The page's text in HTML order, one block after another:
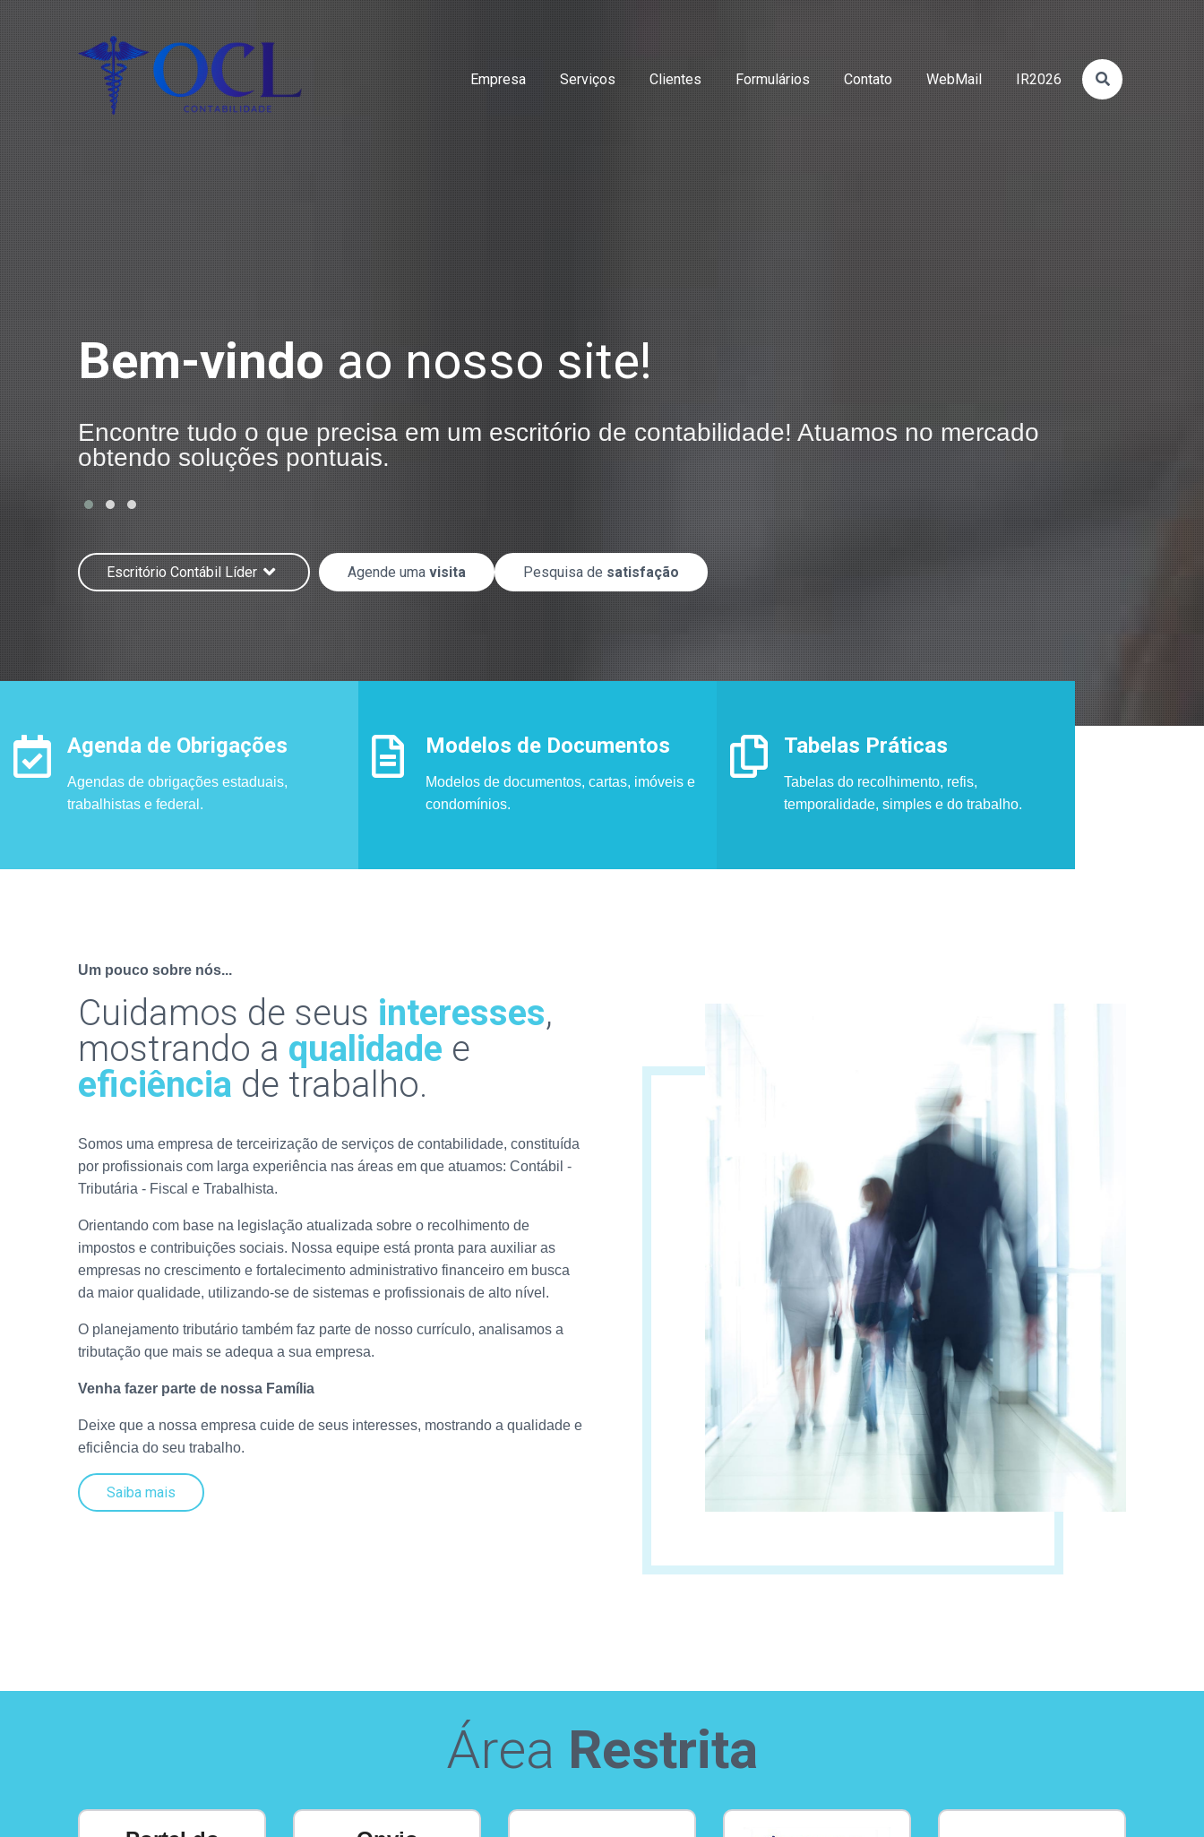
Empresa Serviços Clientes Formulários Contato WebMail IR2026
Bem-vindo ao nosso site!
Encontre tudo o que precisa em um escritório de contabilidade! Atuamos no mercado
obtendo soluções pontuais.
Escritório Contábil Líder Agende uma visita Pesquisa de satisfação
Agenda de Obrigações
Agendas de obrigações estaduais,
trabalhistas e federal.
Modelos de Documentos
Modelos de documentos, cartas, imóveis e
condomínios.
Tabelas Práticas
Tabelas do recolhimento, refis,
temporalidade, simples e do trabalho.
Um pouco sobre nós...
Cuidamos de seus interesses,
mostrando a qualidade e
eficiência de trabalho.
Somos uma empresa de terceirização de serviços de contabilidade, constituída
por profissionais com larga experiência nas áreas em que atuamos: Contábil -
Tributária - Fiscal e Trabalhista.
Orientando com base na legislação atualizada sobre o recolhimento de
impostos e contribuições sociais. Nossa equipe está pronta para auxiliar as
empresas no crescimento e fortalecimento administrativo financeiro em busca
da maior qualidade, utilizando-se de sistemas e profissionais de alto nível.
O planejamento tributário também faz parte de nosso currículo, analisamos a
tributação que mais se adequa a sua empresa.
Venha fazer parte de nossa Família
Deixe que a nossa empresa cuide de seus interesses, mostrando a qualidade e
eficiência do seu trabalho.
Saiba mais
Área Restrita